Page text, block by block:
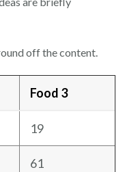
off the content.
Food 3
19
61